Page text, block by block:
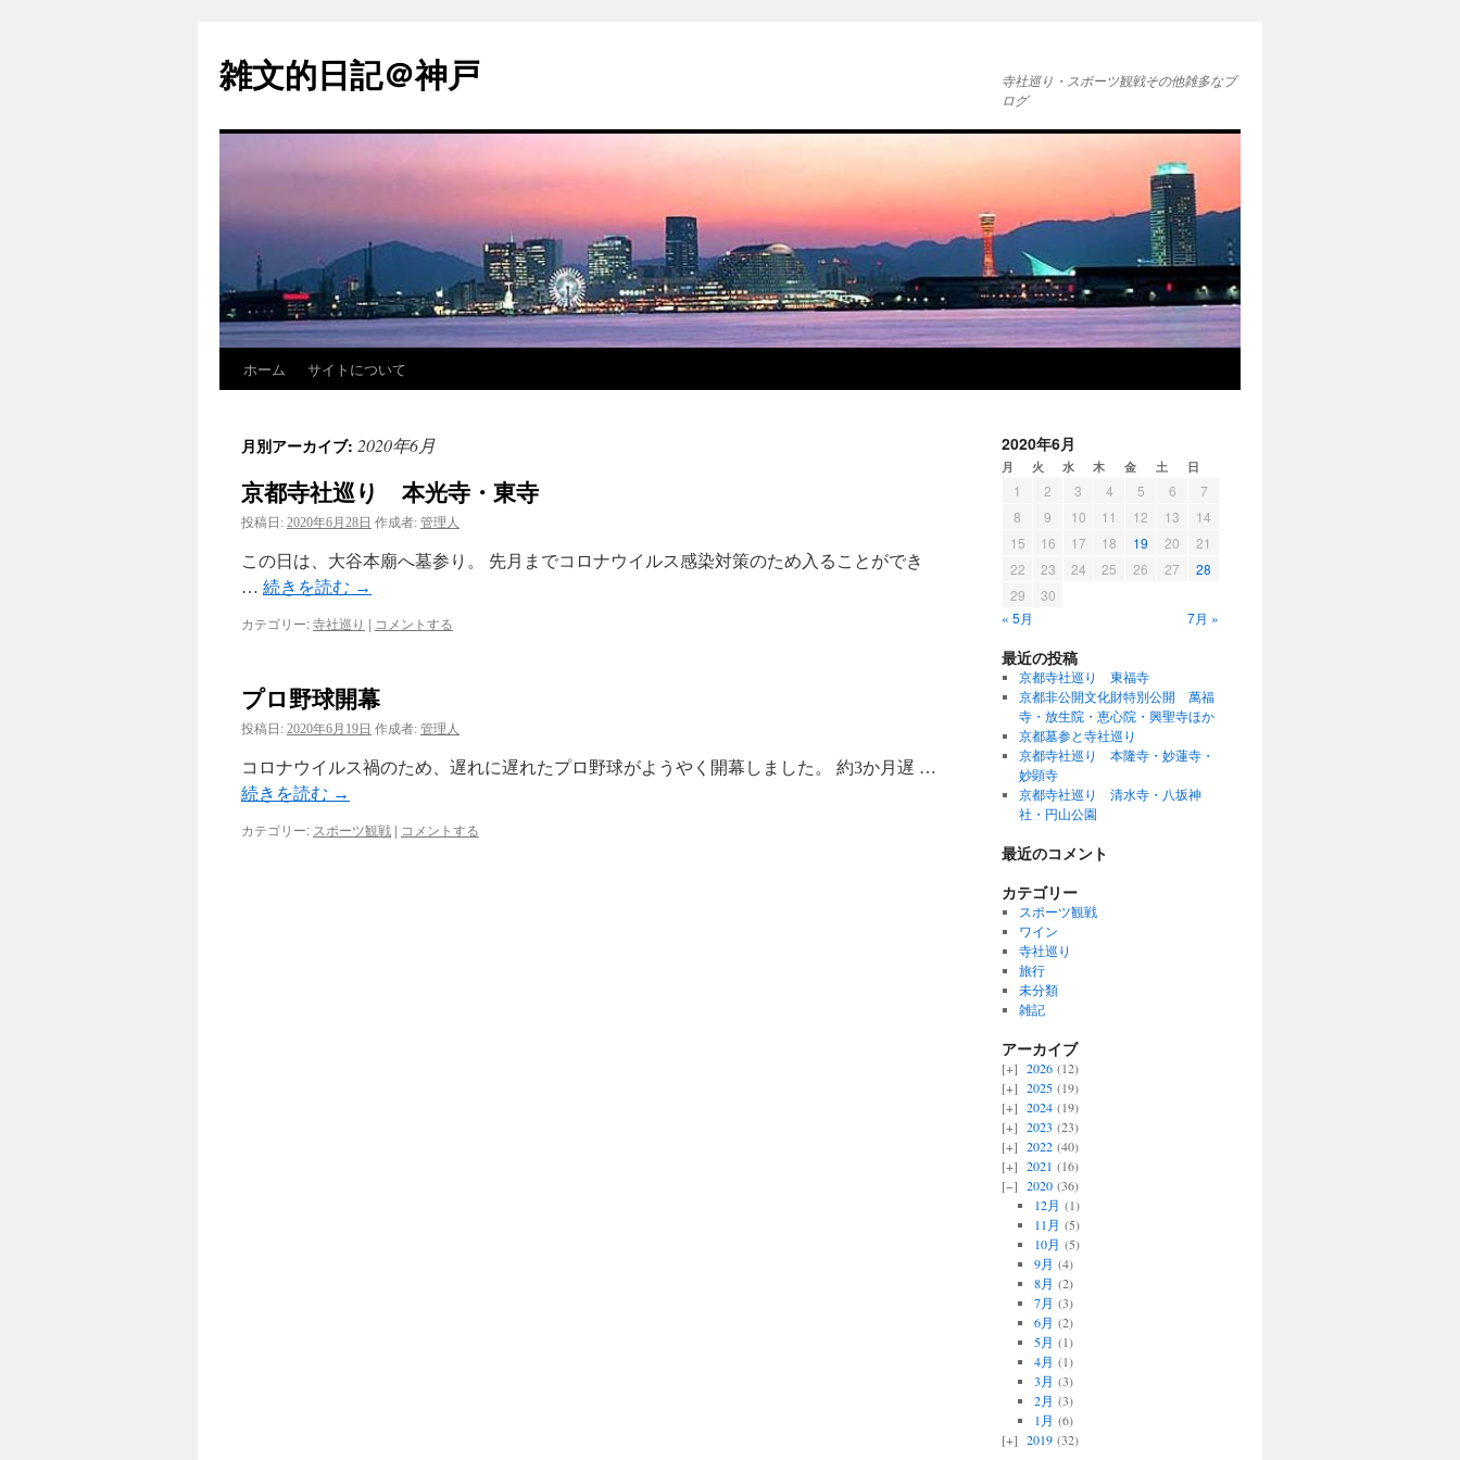
テ
ン
へ
雑文的日記＠神戸
寺社巡り・スポーツ観戦その他雑多なブ
ログ
ホーム サイトについて
月別アーカイブ: 2020年6月
京都寺社巡り 本光寺・東寺
投稿日: 2020年6月28日 作成者: 管理人
この日は、大谷本廟へ墓参り。 先月までコロナウイルス感染対策のため入ることができ
… 続きを読む →
カテゴリー:寺社巡り | コメントする
プロ野球開幕
投稿日: 2020年6月19日 作成者: 管理人
コロナウイルス禍のため、遅れに遅れたプロ野球がようやく開幕しました。 約3か月遅 …
続きを読む →
カテゴリー: スポーツ観戦 | コメントする
2020年6月
月 火 水 木 金 土 日
1 2 3 4 5 6
7
8
9 10 11 12 13
14
15
16 17 18 19 20
21
22
23 24 25 26 27
28
29
30
« 5月
7月 »
最近の投稿
京都寺社巡り 東福寺
京都非公開文化財特別公開 萬福
寺・放生院・恵心院・興聖寺ほか
京都墓参と寺社巡り
京都寺社巡り 本隆寺・妙蓮寺・
妙顕寺
京都寺社巡り 清水寺・八坂神
社・円山公園
最近のコメント
カテゴリー
スポーツ観戦
ワイン
寺社巡り
旅行
未分類
雑記
アーカイブ
2026 (12)
2025 (19)
2024 (19)
2023 (23)
2022 (40)
2021 (16)
2020 (36)
12月 (1)
11月 (5)
10月 (5)
9月 (4)
8月 (2)
7月 (3)
6月 (2)
5月 (1)
4月 (1)
3月 (3)
2月 (3)
1月 (6)
2019 (32)